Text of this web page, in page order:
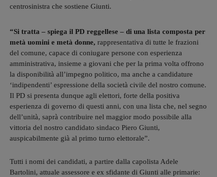
centrosinistra che sostiene Giunti.
“Si tratta – spiega il PD reggellese – di una lista composta per
metà uomini e metà donne, rappresentativa di tutte le frazioni
del comune, capace di coniugare persone con esperienza
amministrativa, insieme a giovani che per la prima volta offrono
la disponibilità all’impegno politico, ma anche a candidature
‘indipendenti’ espressione della società civile del nostro comune.
Il PD si presenta dunque agli elettori, forte della positiva
esperienza di governo di questi anni, con una lista che, nel segno
dell’unità, saprà contribuire nel maggior modo possibile alla
vittoria del nostro candidato sindaco Piero Giunti,
auspicabilmente già al primo turno elettorale”.
Tutti i nomi dei candidati, a partire dalla capolista Adele
Bartolini, attuale assessore e ex sfidante di Giunti alle primarie: